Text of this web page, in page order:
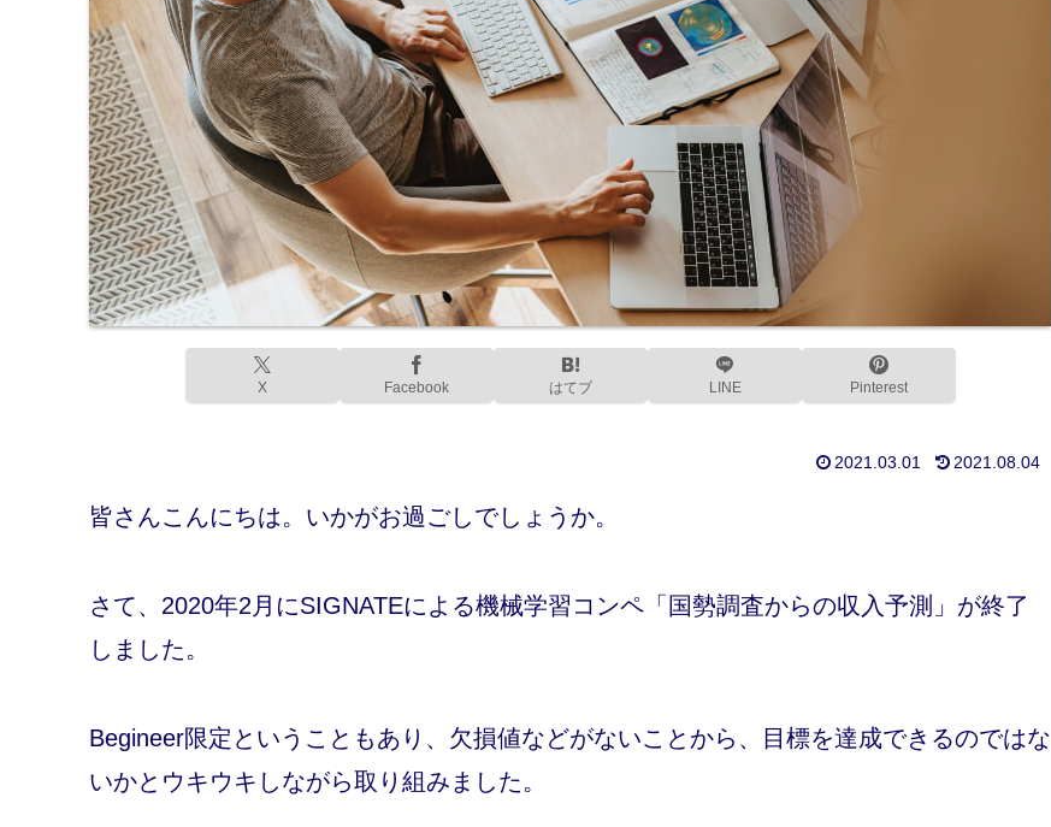
X Facebook はてブ LINE Pinterest
2021.03.01 2021.08.04
皆さんこんにちは。いかがお過ごしでしょうか。
さて、2020年2月にSIGNATEによる機械学習コンペ「国勢調査からの収入予測」が終了
しました。
Begineer限定ということもあり、欠損値などがないことから、目標を達成できるのではな
いかとウキウキしながら取り組みました。